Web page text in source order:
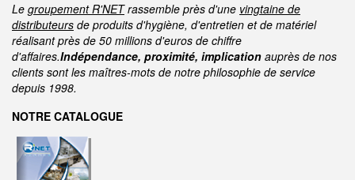
Le groupement R'NETrassemble près d'une vingtaine de
distributeurs de produits d'hygiène, d'entretien et de matériel
réalisant près de 50 millions d'euros de chiffre
d'affaires.Indépendance, proximité, implication auprès de nos
clients sont les maîtres-mots de notre philosophie de service
depuis 1998.
NOTRE CATALOGUE